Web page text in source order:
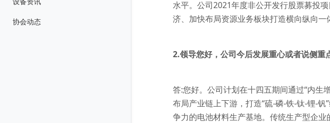
协会动态
水平。公司2021年度非公开发行股票募投
济、加快布局资源业务板块打造横向纵向一
2.领导您好，公司今后发展重心或者说侧重
答:您好。公司计划在十四五期间通过“内生
布局产业链上下游，打造“硫-磷-铁-钛-锂-
争力的电池材料生产基地。传统生产型企